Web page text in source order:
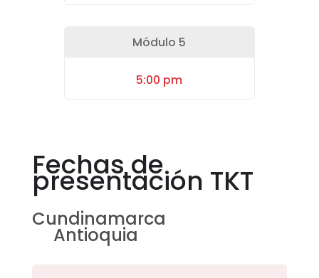
Módulo 5
5:00 pm
Fechas de
presentación TKT
Cundinamarca
Antioquia